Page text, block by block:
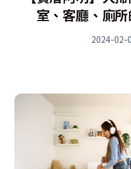
室、客廳、廁
2024-02-